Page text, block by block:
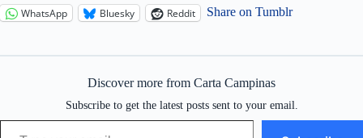
WhatsApp
Bluesky Reddit Share on Tumblr
Discover more from Carta Campinas
Subscribe to get the latest posts sent to your email.
Type your email…